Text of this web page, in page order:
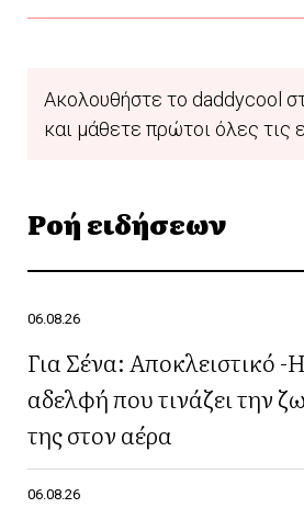
Ακολουθήστε το daddycool
και μάθετε πρώτοι όλες τις
Ροή ειδήσεων
06.08.26
Για Σένα: Αποκλειστικό -
αδελφή που τινάζει την
της στον αέρα
06.08.26